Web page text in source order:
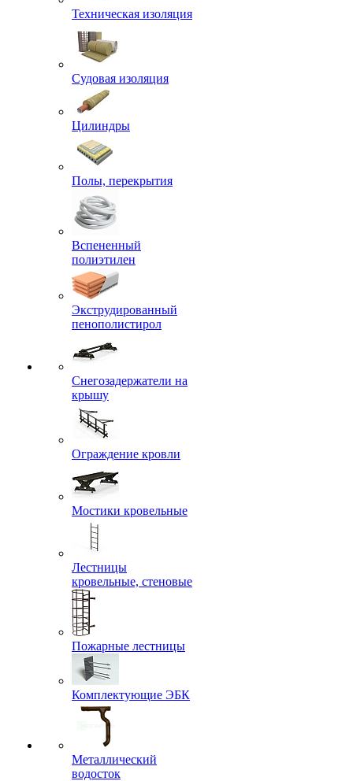
Техническая изоляция
Судовая изоляция
Цилиндры
Полы, перекрытия
Вспененный
полиэтилен
Экструдированный
пенополистирол
Снегозадержатели на
крышу
Ограждение кровли
Мостики кровельные
Лестницы
кровельные, стеновые
Пожарные лестницы
Комплектующие ЭБК
Металлический
водосток